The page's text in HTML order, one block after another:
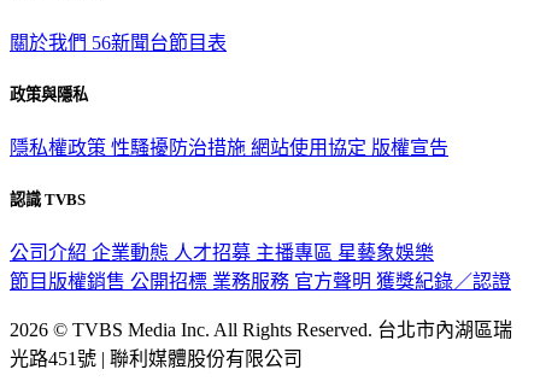
關於我們 56新聞台節目表
政策與隱私
隱私權政策 性騷擾防治措施 網站使用協定 版權宣告
認識 TVBS
公司介紹 企業動態 人才招募 主播專區 星藝象娛樂
節目版權銷售 公開招標 業務服務 官方聲明 獲獎紀錄／認證
2026 © TVBS Media Inc. All Rights Reserved. 台北市內湖區瑞
光路451號 | 聯利媒體股份有限公司